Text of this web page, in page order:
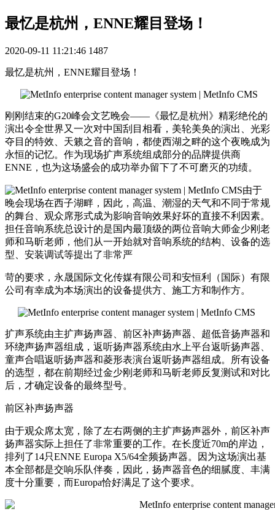
最忆是杭州，ENNE耀目登场！
2020-09-11 11:21:46 1487
最忆是杭州，ENNE耀目登场！
刚刚结束的G20峰会文艺晚会——《最忆是杭州》精彩绝伦的
演出令全世界又一次对中国刮目相看，美轮美奂的演出、光彩
夺目的特效、天籁之音的音响，都使西湖之畔的这个夜晚成为
永恒的记忆。作为现场扩声系统组成部分的品牌提供商
ENNE，也为这场盛会的成功举办留下了不可磨灭的功绩。
由于
晚会现场在西子湖畔，因此，高温、潮湿的天气和不同于常规
的舞台、观众席形式成为影响音响效果好坏的直接不利因素。
担任音响系统总设计的是国内最顶级的两位音响大师金少刚老
师和马昕老师，他们从一开始就对音响系统的结构、设备的选
型、安装调试等提出了非常严
苛的要求，永晟国际文化传媒有限公司和安恒利（国际）有限
公司有幸成为本场演出的设备提供方、施工方和制作方。
扩声系统由主扩声扬声器、前区补声扬声器、超低音扬声器和
环绕声扬声器组成，返听扬声器系统由水上平台返听扬声器、
童声合唱返听扬声器和菱形表演台返听扬声器组成。所有设备
的选型，都在前期经过金少刚老师和马昕老师反复测试和对比
后，才确定设备的最终型号。
前区补声扬声器
由于观众席太宽，除了左右两侧的主扩声扬声器外，前区补声
扬声器实际上担任了非常重要的工作。在长度近70m的岸边，
排列了14只ENNE Europa X5/64全频扬声器。因为这场演出基
本全部都是交响乐队伴奏，因此，扬声器音色的细腻度、丰满
度十分重要，而Europa恰好满足了这个要求。